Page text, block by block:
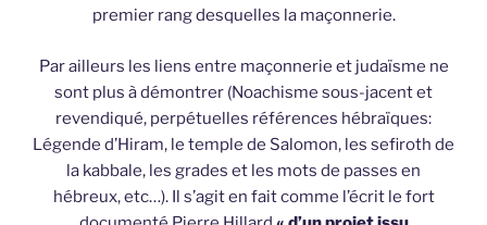
premier rang desquelles la maçonnerie.
Par ailleurs les liens entre maçonnerie et judaïsme ne
sont plus à démontrer (Noachisme sous-jacent et
revendiqué, perpétuelles références hébraïques:
Légende d’Hiram, le temple de Salomon, les sefiroth de
la kabbale, les grades et les mots de passes en
hébreux, etc…). Il s’agit en fait comme l’écrit le fort